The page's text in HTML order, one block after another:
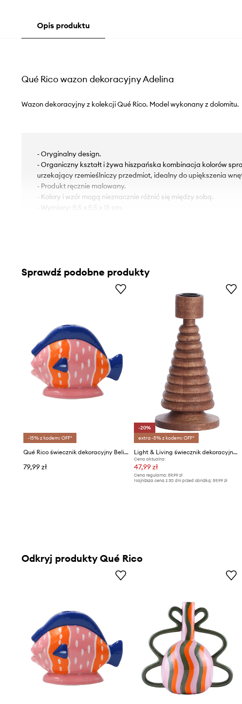
Opis produktu
Qué Rico wazon dekoracyjny Adelina
Wazon dekoracyjny z kolekcji Qué Rico. Model wykonany z dolomitu.
- Oryginalny design.
- Organiczny kształt i żywa hiszpańska kombinacja kolorów
urzekający rzemieślniczy przedmiot, idealny do upiększenia
- Produkt ręcznie malowany.
- Kolory i wzór mogą nieznacznie różnić się między sobą.
- Wymiary: 9,5 x 9,5 x 15 cm.
Sprawdź podobne produkty
-15% z kodem: OFF*
Qué Rico świecznik dekoracyjny Belinda 14 x 6 x 10,5 cm
79,99 zł
-20%
extra -5% z kodem: OFF*
Light & Living świecznik dekoracyjny Amola
Cena aktualna:
47,99 zł
Cena regularna:59,99 zł
Najniższa cena z 30 dni przed obniżką:59,99 zł
Odkryj produkty Qué Rico